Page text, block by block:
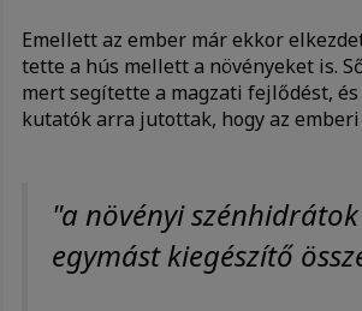
Emellett az ember már ekkor
tette a hús mellett a növényeket is.
mert segítette a magzati fejlődést,
kutatók arra jutottak, hogy az
"a növényi
egymást kiegészítő